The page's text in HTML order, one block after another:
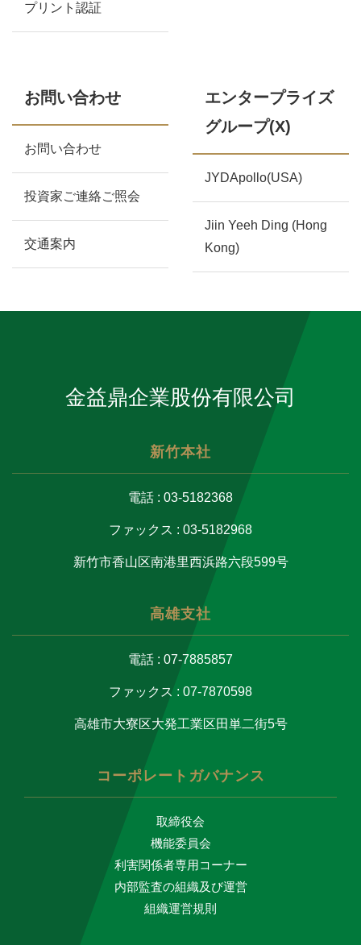
プリント認証
お問い合わせ
お問い合わせ
投資家ご連絡ご照会
交通案内
エンタープライズ
グループ(X)
JYDApollo(USA)
Jiin Yeeh Ding (Hong
Kong)
金益鼎企業股份有限公司
新竹本社
電話 : 03-5182368
ファックス : 03-5182968
新竹市香山区南港里西浜路六段599号
高雄支社
電話 : 07-7885857
ファックス : 07-7870598
高雄市大寮区大発工業区田単二街5号
コーポレートガバナンス
取締役会
機能委員会
利害関係者専用コーナー
内部監査の組織及び運営
組織運営規則